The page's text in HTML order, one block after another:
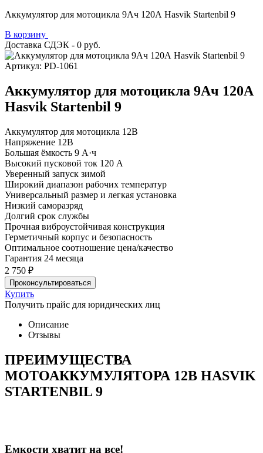
Аккумулятор для мотоцикла 9Ач 120А Hasvik Startenbil 9
В корзину
Доставка СДЭК - 0 руб.
Артикул: PD-1061
Аккумулятор для мотоцикла 9Ач 120А
Hasvik Startenbil 9
Аккумулятор для мотоцикла 12В
Напряжение 12В
Большая ёмкость 9 А·ч
Высокий пусковой ток 120 А
Уверенный запуск зимой
Широкий диапазон рабочих температур
Универсальный размер и легкая установка
Низкий саморазряд
Долгий срок службы
Прочная виброустойчивая конструкция
Герметичный корпус и безопасность
Оптимальное соотношение цена/качество
Гарантия 24 месяца
2 750 ₽
Проконсультироваться
Купить
Получить прайс для юридических лиц
Описание
Отзывы
ПРЕИМУЩЕСТВА
МОТОАККУМУЛЯТОРА 12В HASVIK
STARTENBIL 9
Емкости хватит на все!